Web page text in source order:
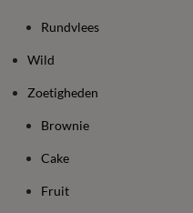
Rundvlees
Wild
Zoetigheden
Brownie
Cake
Fruit